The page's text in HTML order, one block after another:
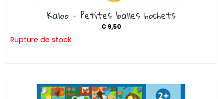
Kaloo – Petites balles hochets
€9,50
Rupture de stock